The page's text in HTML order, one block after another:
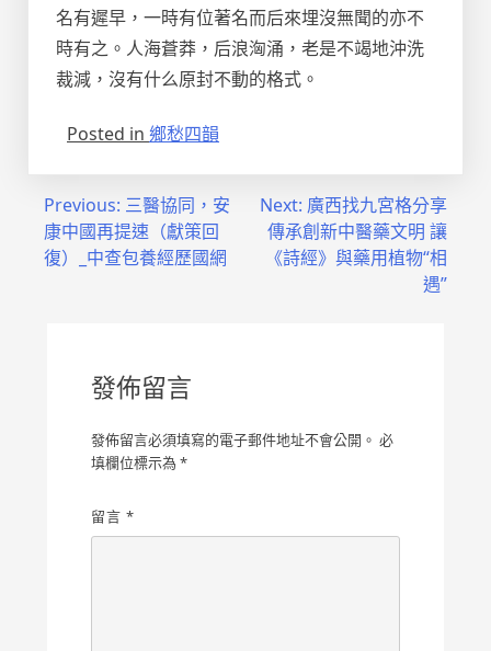
名有遲早，一時有位著名而后來埋沒無聞的亦不
時有之。人海蒼莽，后浪洶涌，老是不竭地沖洗
裁減，沒有什么原封不動的格式。
Posted in 鄉愁四韻
Previous: 三醫協同，安
康中國再提速（獻策回
復）_中查包養經歷國網
Next: 廣西找九宮格分享
傳承創新中醫藥文明 讓
《詩經》與藥用植物“相
遇”
發佈留言
發佈留言必須填寫的電子郵件地址不會公開。 必
填欄位標示為 *
留言 *